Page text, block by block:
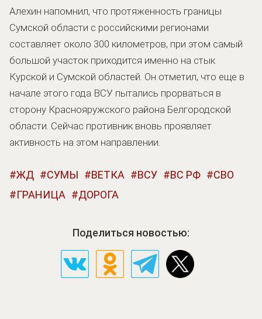
Алехин напомнил, что протяженность границы
Сумской области с российскими регионами
составляет около 300 километров, при этом самый
большой участок приходится именно на стык
Курской и Сумской областей. Он отметил, что еще в
начале этого года ВСУ пытались прорваться в
сторону Краснояружского района Белгородской
области. Сейчас противник вновь проявляет
активность на этом направлении.
ЖД СУМЫ ВЕТКА ВСУ ВС РФ
СВО
ГРАНИЦА
ДОРОГА
Поделиться новостью: